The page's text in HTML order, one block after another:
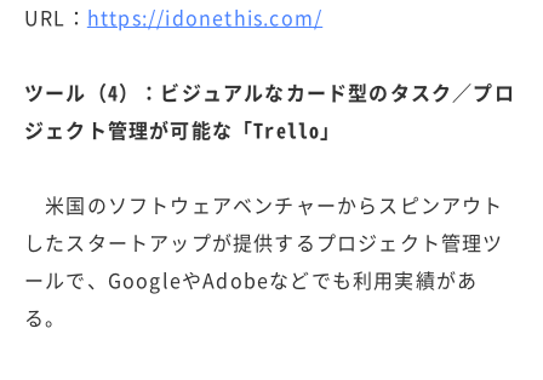
URL： https://idonethis.com/
ツール（4）：ビジュアルなカード型のタスク／プロ
ジェクト管理が可能な「Trello」
米国のソフトウェアベンチャーからスピンアウト
したスタートアップが提供するプロジェクト管理ツ
ールで、GoogleやAdobeなどでも利用実績があ
る。